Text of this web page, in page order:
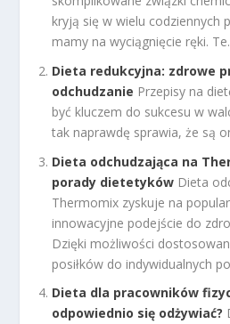
kryją się w wielu codziennych
mamy na wyciągnięcie ręki.
Dieta redukcyjna: zdrowe
odchudzanie Przepisy na
być kluczem do sukcesu w
tak naprawdę sprawia, że są
Dieta odchudzająca na
porady dietetyków Dieta
Thermomix zyskuje na
innowacyjne podejście do
Dzięki możliwości
posiłków do indywidualnych
Dieta dla pracowników
odpowiednio się odżywiać?